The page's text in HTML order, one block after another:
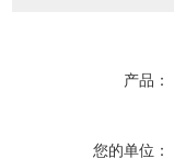
产品：
您的单位：